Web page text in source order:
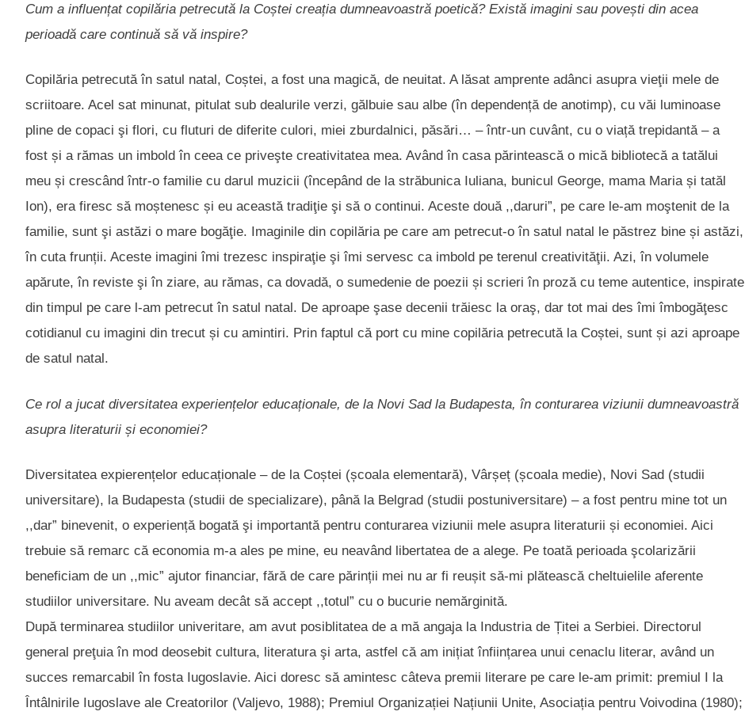
Cum a influențat copilăria petrecută la Coștei creația dumneavoastră poetică? Există imagini sau povești din acea
perioadă care continuă să vă inspire?
Copilăria petrecută în satul natal, Coștei, a fost una magică, de neuitat. A lăsat amprente adânci asupra vieţii mele de
scriitoare. Acel sat minunat, pitulat sub dealurile verzi, gălbuie sau albe (în dependență de anotimp), cu văi luminoase
pline de copaci şi flori, cu fluturi de diferite culori, miei zburdalnici, păsări… – într-un cuvânt, cu o viață trepidantă – a
fost și a rămas un imbold în ceea ce priveşte creativitatea mea. Având în casa părintească o mică bibliotecă a tatălui
meu și crescând într-o familie cu darul muzicii (începând de la străbunica Iuliana, bunicul George, mama Maria și tatăl
Ion), era firesc să moștenesc și eu această tradiţie şi să o continui. Aceste două ,,daruri”, pe care le-am moştenit de la
familie, sunt şi astăzi o mare bogăţie. Imaginile din copilăria pe care am petrecut-o în satul natal le păstrez bine și astăzi,
în cuta frunții. Aceste imagini îmi trezesc inspiraţie şi îmi servesc ca imbold pe terenul creativităţii. Azi, în volumele
apărute, în reviste şi în ziare, au rămas, ca dovadă, o sumedenie de poezii și scrieri în proză cu teme autentice, inspirate
din timpul pe care l-am petrecut în satul natal. De aproape şase decenii trăiesc la oraş, dar tot mai des îmi îmbogăţesc
cotidianul cu imagini din trecut și cu amintiri. Prin faptul că port cu mine copilăria petrecută la Coștei, sunt și azi aproape
de satul natal.
Ce rol a jucat diversitatea experiențelor educaționale, de la Novi Sad la Budapesta, în conturarea viziunii dumneavoastră
asupra literaturii și economiei?
Diversitatea expierențelor educaționale – de la Coștei (școala elementară), Vârșeț (școala medie), Novi Sad (studii
universitare), la Budapesta (studii de specializare), până la Belgrad (studii postuniversitare) – a fost pentru mine tot un
,,dar” binevenit, o experiență bogată şi importantă pentru conturarea viziunii mele asupra literaturii și economiei. Aici
trebuie să remarc că economia m-a ales pe mine, eu neavând libertatea de a alege. Pe toată perioada şcolarizării
beneficiam de un ,,mic” ajutor financiar, fără de care părinții mei nu ar fi reușit să-mi plătească cheltuielile aferente
studiilor universitare. Nu aveam decât să accept ,,totul” cu o bucurie nemărginită.
După terminarea studiilor univeritare, am avut posiblitatea de a mă angaja la Industria de Țitei a Serbiei. Directorul
general preţuia în mod deosebit cultura, literatura şi arta, astfel că am inițiat înființarea unui cenaclu literar, având un
succes remarcabil în fosta Iugoslavie. Aici doresc să amintesc câteva premii literare pe care le-am primit: premiul I la
Întâlnirile Iugoslave ale Creatorilor (Valjevo, 1988); Premiul Organizației Națiunii Unite, Asociația pentru Voivodina (1980);